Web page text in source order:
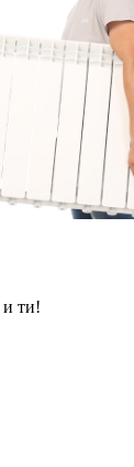
и ти!